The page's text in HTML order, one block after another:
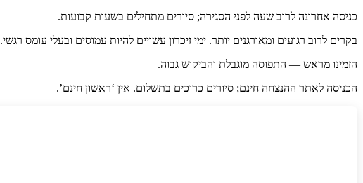
כניסה אחרונה לרוב שעה לפני הסגירה; סיורים מתחילים בשעות קבועות.
בקרים לרוב רגועים ומאורגנים יותר. ימי זיכרון עשויים להיות עמוסים ובעלי עומס רגשי.
הזמינו מראש — התפוסה מוגבלת והביקוש גבוה.
הכניסה לאתר ההנצחה חינם; סיורים כרוכים בתשלום. אין ‘ראשון חינם’.